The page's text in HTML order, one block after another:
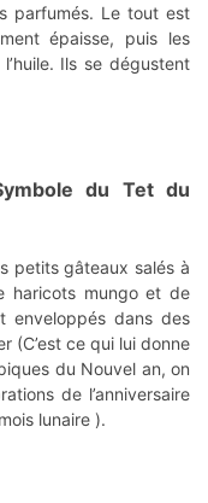
parfumés. Le tout est
épaisse, puis les
Ils se dégustent
du Tet du
petits gâteaux salés à
haricots mungo et de
enveloppés dans des
(C’est ce qui lui donne
du Nouvel an, on
de l’anniversaire
lunaire ).